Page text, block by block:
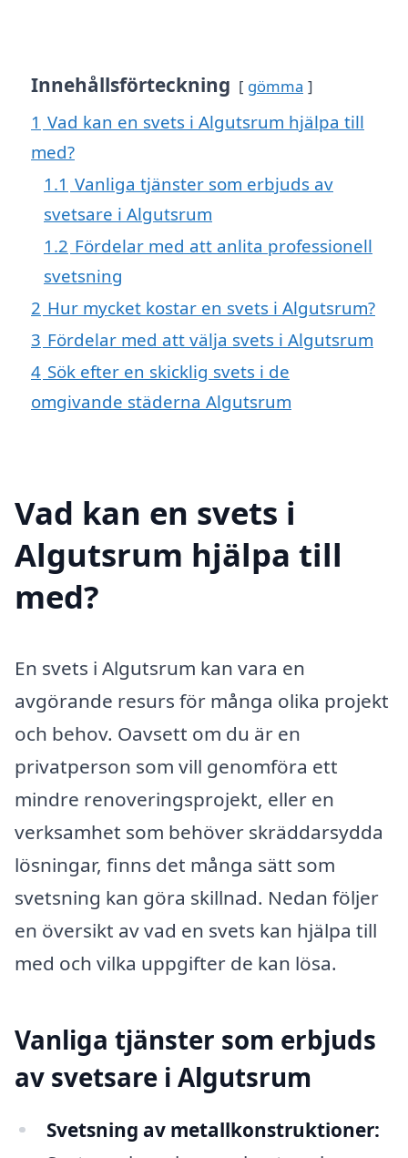
Innehållsförteckning gömma
1 Vad kan en svets i Algutsrum hjälpa till
med?
1.1 Vanliga tjänster som erbjuds av
svetsare i Algutsrum
1.2 Fördelar med att anlita professionell
svetsning
2 Hur mycket kostar en svets i Algutsrum?
3 Fördelar med att välja svets i Algutsrum
4 Sök efter en skicklig svets i de
omgivande städerna Algutsrum
Vad kan en svets i
Algutsrum hjälpa till
med?
En svets i Algutsrum kan vara en
avgörande resurs för många olika projekt
och behov. Oavsett om du är en
privatperson som vill genomföra ett
mindre renoveringsprojekt, eller en
verksamhet som behöver skräddarsydda
lösningar, finns det många sätt som
svetsning kan göra skillnad. Nedan följer
en översikt av vad en svets kan hjälpa till
med och vilka uppgifter de kan lösa.
Vanliga tjänster som erbjuds
av svetsare i Algutsrum
Svetsning av metallkonstruktioner: